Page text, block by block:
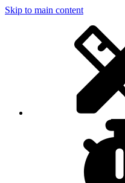
Skip to main content